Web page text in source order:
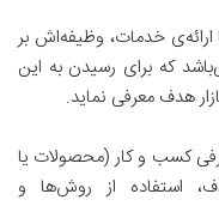
خدمات، وظیفه‌اش بر
که برای رسیدن به این
هدف معرفی نماید.
کسب و کار (محصولات یا
استفاده از روش‌ها و